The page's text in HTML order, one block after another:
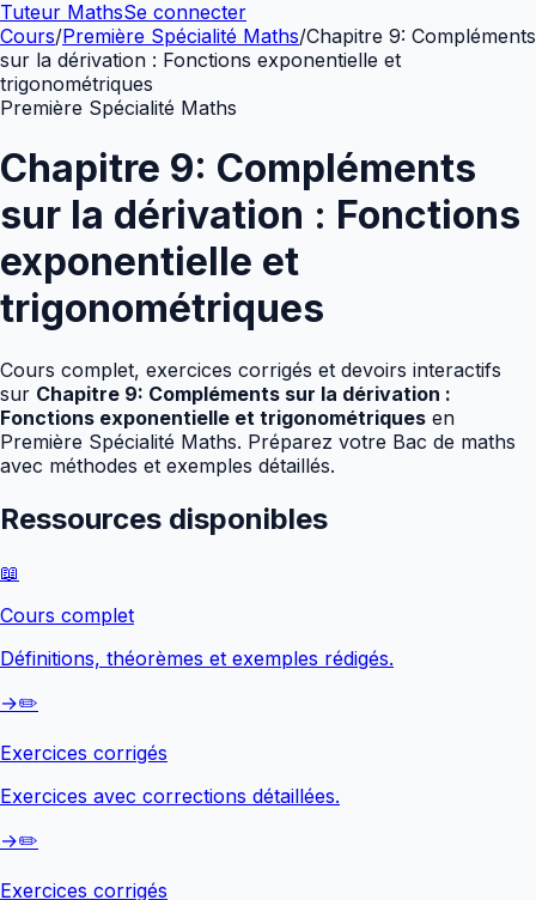
Tuteur MathsSe connecter
Cours/Première Spécialité Maths/Chapitre 9: Compléments
sur la dérivation : Fonctions exponentielle et
trigonométriques
Première Spécialité Maths
Chapitre 9: Compléments
sur la dérivation : Fonctions
exponentielle et
trigonométriques
Cours complet, exercices corrigés et devoirs interactifs
sur Chapitre 9: Compléments sur la dérivation :
Fonctions exponentielle et trigonométriques en
Première Spécialité Maths. Préparez votre Bac de maths
avec méthodes et exemples détaillés.
Ressources disponibles
📖
Cours complet
Définitions, théorèmes et exemples rédigés.
→✏️
Exercices corrigés
Exercices avec corrections détaillées.
→✏️
Exercices corrigés